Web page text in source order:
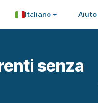
Italiano Aiuto
senza